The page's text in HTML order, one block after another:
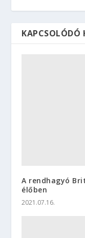
KAPCSOLÓDÓ
A rendhagyó
élőben
2021.07.16.